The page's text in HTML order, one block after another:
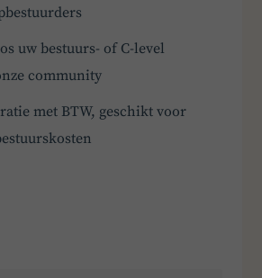
uw bestuurs- of C-level
community
met BTW, geschikt voor